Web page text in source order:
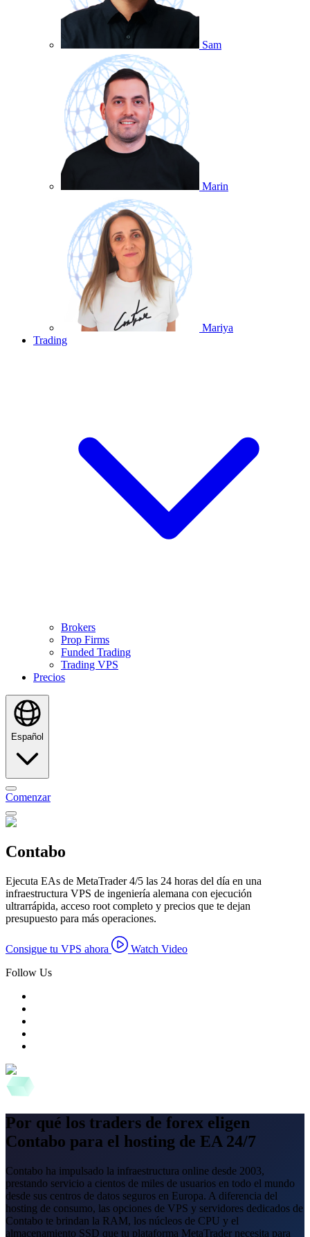
Sam
Marin
Mariya
Trading
Brokers
Prop Firms
Funded Trading
Trading VPS
Precios
Español
Comenzar
Contabo
Ejecuta EAs de MetaTrader 4/5 las 24 horas del día en una
infraestructura VPS de ingeniería alemana con ejecución
ultrarrápida, acceso root completo y precios que te dejan
presupuesto para más operaciones.
Consigue tu VPS ahora
Watch Video
Follow Us
Por qué los traders de forex eligen
Contabo para el hosting de EA 24/7
Contabo ha impulsado la infraestructura online desde 2003,
prestando servicio a cientos de miles de usuarios en todo el mundo
desde sus centros de datos seguros en Europa. A diferencia del
hosting de consumo, las opciones de VPS y servidores dedicados de
Contabo te brindan la RAM, los núcleos de CPU y el
almacenamiento SSD que tu plataforma MetaTrader necesita para